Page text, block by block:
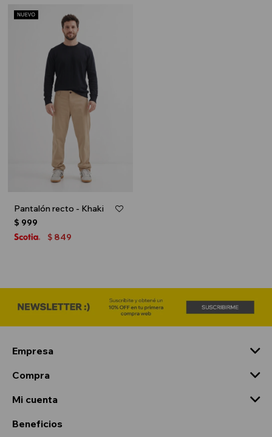
Pantalón recto - Khaki
$ 999
$ 849
Empresa
Compra
Mi cuenta
Beneficios